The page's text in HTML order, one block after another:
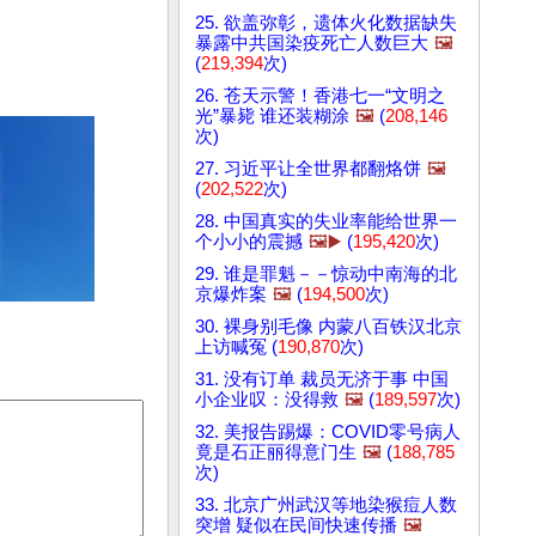
25. 欲盖弥彰，遗体火化数据缺失
暴露中共国染疫死亡人数巨大 🖼️
(219,394次)
26. 苍天示警！香港七一“文明之
光”暴毙 谁还装糊涂 🖼️ (208,146
次)
27. 习近平让全世界都翻烙饼 🖼️
(202,522次)
28. 中国真实的失业率能给世界一
个小小的震撼 🖼️▶️ (195,420次)
29. 谁是罪魁－－惊动中南海的北
京爆炸案 🖼️ (194,500次)
30. 裸身别毛像 内蒙八百铁汉北京
上访喊冤 (190,870次)
31. 没有订单 裁员无济于事 中国
小企业叹：没得救 🖼️ (189,597次)
32. 美报告踢爆：COVID零号病人
竟是石正丽得意门生 🖼️ (188,785
次)
33. 北京广州武汉等地染猴痘人数
突增 疑似在民间快速传播 🖼️